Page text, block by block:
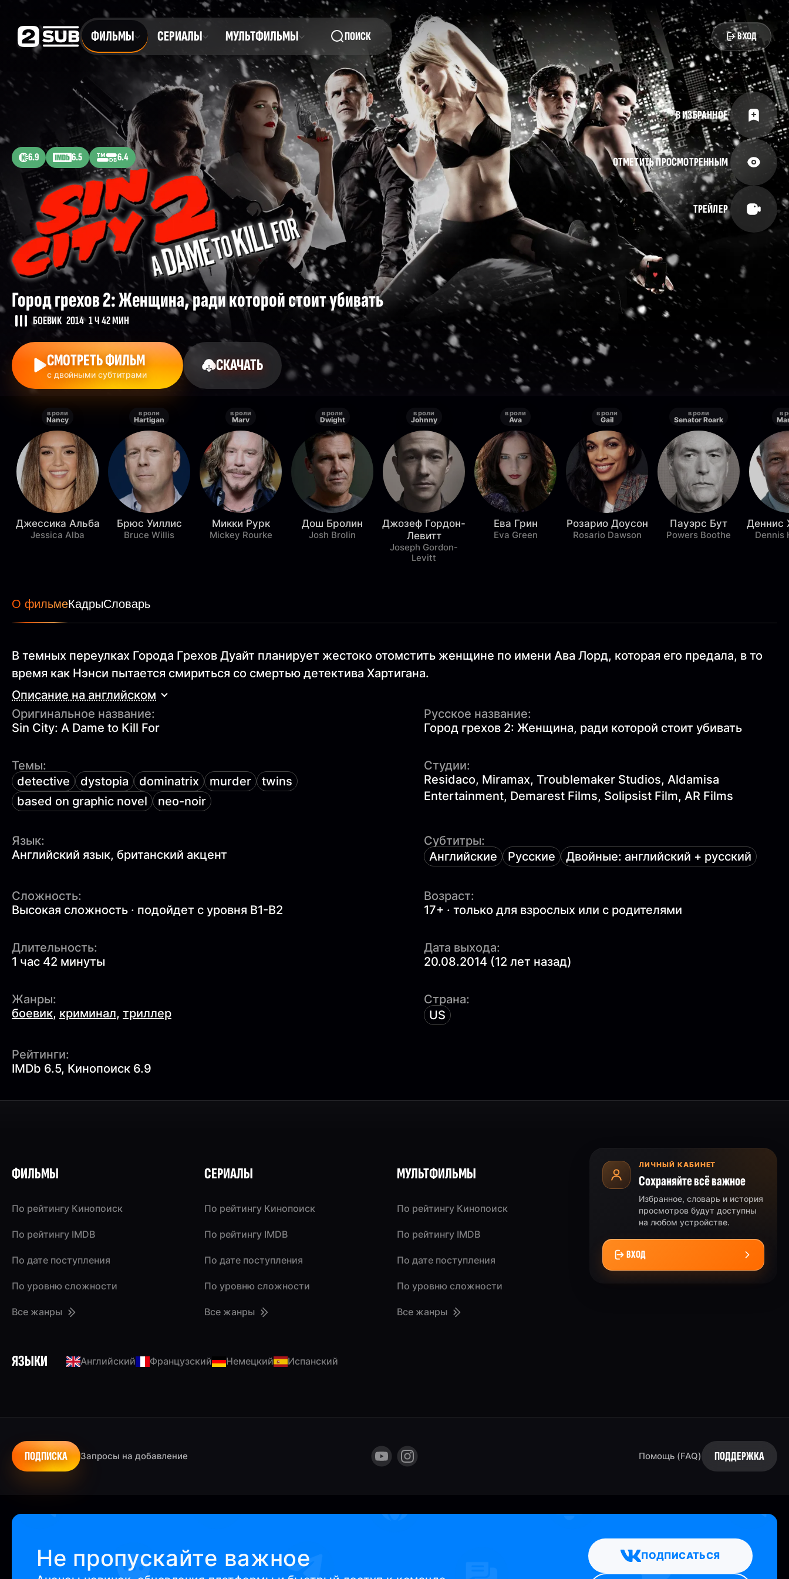
ФИЛЬМЫ СЕРИАЛЫ МУЛЬТФИЛЬМЫ ПОИСК ВХОД
6.9 6.5 6.4
Город грехов 2: Женщина, ради которой стоит убивать
БОЕВИК 2014 1 Ч 42 МИН
СМОТРЕТЬ ФИЛЬМ
с двойными субтитрами СКАЧАТЬ
В ИЗБРАННОЕ
ОТМЕТИТЬ ПРОСМОТРЕННЫМ
ТРЕЙЛЕР
в роли
Nancy
Джессика Альба
Jessica Alba
в роли
Hartigan
Брюс Уиллис
Bruce Willis
в роли
Marv
Микки Рурк
Mickey Rourke
в роли
Dwight
Дош Бролин
Josh Brolin
в роли
Johnny
Джозеф Гордон-
Левитт
Joseph Gordon-
Levitt
в роли
Ava
Ева Грин
Eva Green
в роли
Gail
Розарио Доусон
Rosario Dawson
в роли
Senator Roark
Пауэрс Бут
Powers Boothe
в
Деннис
Dennis
О фильмеКадрыСловарь
В темных переулках Города Грехов Дуайт планирует жестоко отомстить женщине по имени Ава Лорд, которая его предала, в то
время как Нэнси пытается смириться со смертью детектива Хартигана.
Описание на английском
Оригинальное название:
Sin City: A Dame to Kill For
Русское название:
Город грехов 2: Женщина, ради которой стоит убивать
Темы:
detective
dystopia dominatrix murder
twins
based on graphic novel
neo-noir
Студии:
Residaco, Miramax, Troublemaker Studios, Aldamisa
Entertainment, Demarest Films, Solipsist Film, AR Films
Язык:
Английский язык, британский акцент
Субтитры:
Английские
Русские Двойные: английский + русский
Сложность:
Высокая сложность · подойдет с уровня B1-B2
Возраст:
17+ · только для взрослых или с родителями
Длительность:
1 час 42 минуты
Дата выхода:
20.08.2014 (12 лет назад)
Жанры:
боевик, криминал, триллер
Страна:
US
Рейтинги:
IMDb 6.5, Кинопоиск 6.9
ЯЗЫКИ Английский Французский Немецкий Испанский
ФИЛЬМЫ
По рейтингу Кинопоиск
По рейтингу IMDB
По дате поступления
По уровню сложности
Все жанры
СЕРИАЛЫ
По рейтингу Кинопоиск
По рейтингу IMDB
По дате поступления
По уровню сложности
Все жанры
МУЛЬТФИЛЬМЫ
По рейтингу Кинопоиск
По рейтингу IMDB
По дате поступления
По уровню сложности
Все жанры
ЛИЧНЫЙ КАБИНЕТ
Сохраняйте всё важное
Избранное, словарь и история
просмотров будут доступны
на любом устройстве.
ВХОД
Запросы на добавление
ПОДПИСКА Помощь (FAQ) ПОДДЕРЖКА
Не пропускайте важное ПОДПИСАТЬСЯ